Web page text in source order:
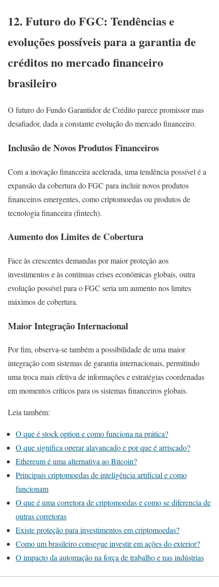
12. Futuro do FGC: Tendências e
evoluções possíveis para a garantia de
créditos no mercado financeiro
brasileiro
O futuro do Fundo Garantidor de Crédito parece promissor mas
desafiador, dada a constante evolução do mercado financeiro.
Inclusão de Novos Produtos Financeiros
Com a inovação financeira acelerada, uma tendência possível é a
expansão da cobertura do FGC para incluir novos produtos
financeiros emergentes, como criptomoedas ou produtos de
tecnologia financeira (fintech).
Aumento dos Limites de Cobertura
Face às crescentes demandas por maior proteção aos
investimentos e às contínuas crises econômicas globais, outra
evolução possível para o FGC seria um aumento nos limites
máximos de cobertura.
Maior Integração Internacional
Por fim, observa-se também a possibilidade de uma maior
integração com sistemas de garantia internacionais, permitindo
uma troca mais efetiva de informações e estratégias coordenadas
em momentos críticos para os sistemas financeiros globais.
Leia também:
O que é stock option e como funciona na prática?
O que significa operar alavancado e por que é arriscado?
Ethereum é uma alternativa ao Bitcoin?
Principais criptomoedas de inteligência artificial e como
funcionam
O que é uma corretora de criptomoedas e como se diferencia de
outras corretoras
Existe proteção para investimentos em criptomoedas?
Como um brasileiro consegue investir em ações do exterior?
O impacto da automação na força de trabalho e nas indústrias